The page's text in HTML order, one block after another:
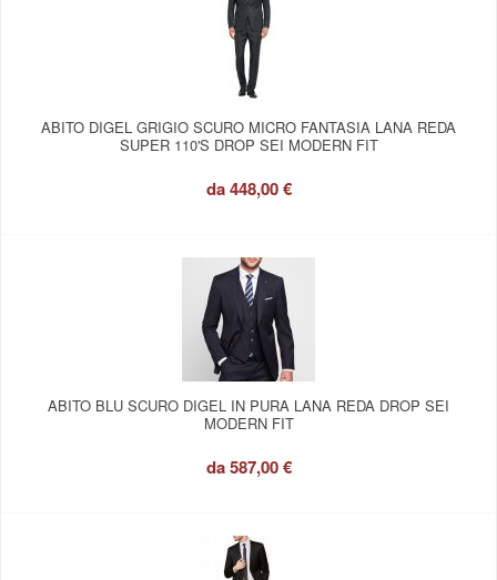
ABITO DIGEL GRIGIO SCURO MICRO FANTASIA LANA REDA
SUPER 110'S DROP SEI MODERN FIT
da448,00 €
ABITO BLU SCURO DIGEL IN PURA LANA REDA DROP SEI
MODERN FIT
da587,00 €